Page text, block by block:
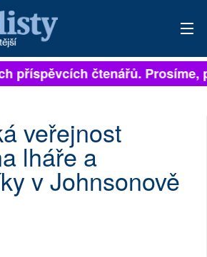
čtenářů. Prosíme,
veřejnost
lháře a
v Johnsonově